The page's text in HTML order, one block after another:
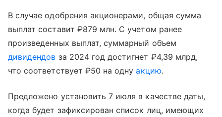
В случае одобрения акционерами, общая сумма
выплат составит ₽879 млн. С учетом ранее
произведенных выплат, суммарный объем
дивидендов за 2024 год достигнет ₽4,39 млрд,
что соответствует ₽50 на однуакцию.
Предложено установить 7 июля в качестве даты,
когда будет зафиксирован список лиц, имеющих